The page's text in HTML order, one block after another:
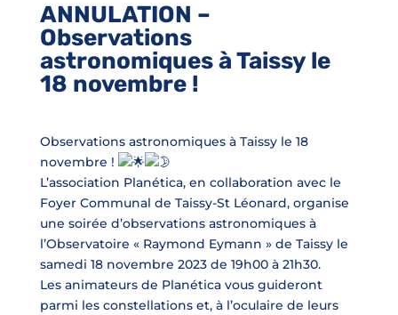
ANNULATION –
Observations
astronomiques à Taissy le
18 novembre !
Observations astronomiques à Taissy le 18
novembre !
L’association Planética, en collaboration avec le
Foyer Communal de Taissy-St Léonard, organise
une soirée d’observations astronomiques à
l’Observatoire « Raymond Eymann » de Taissy le
samedi 18 novembre 2023 de 19h00 à 21h30.
Les animateurs de Planética vous guideront
parmi les constellations et, à l’oculaire de leurs